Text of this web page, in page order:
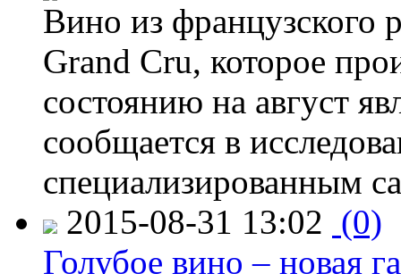
Вино из французского
Grand Cru, которое
состоянию на август
сообщается в
специализированным
2015-08-31 13:02 (0)
Голубое вино – новая